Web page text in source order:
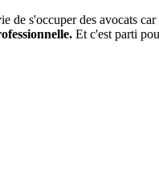
de s'occuper des avocats
Et c'est parti